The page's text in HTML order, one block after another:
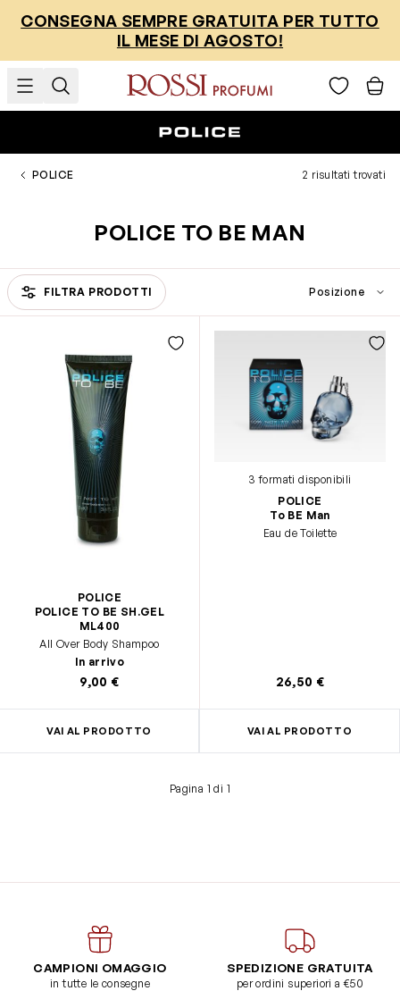
CONSEGNA SEMPRE GRATUITA PER TUTTO
IL MESE DI AGOSTO!
POLICE 2 risultati trovati
POLICE TO BE MAN
FILTRA PRODOTTI
Passa all'elenco prodotti
POLICE
POLICE TO BE SH.GEL
ML400
All Over Body Shampoo
In arrivo
9,00 €
VAI AL PRODOTTO
3 formati disponibili
POLICE
To BE Man
Eau de Toilette
26,50 €
VAI AL PRODOTTO
Pagina 1 di 1
CAMPIONI OMAGGIO
in tutte le consegne
SPEDIZIONE GRATUITA
per ordini superiori a €50